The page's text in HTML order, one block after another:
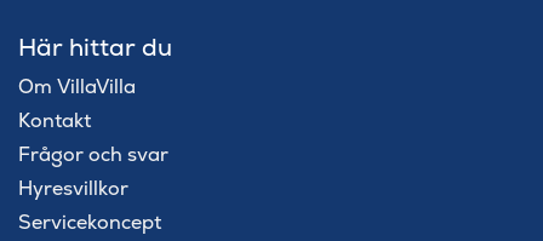
Här hittar du
Om VillaVilla
Kontakt
Frågor och svar
Hyresvillkor
Servicekoncept